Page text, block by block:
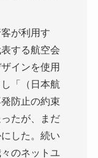
が利用す
する航空会
インを使用
「（日本航
防止の約束
たが、まだ
した。続い
のネットユ